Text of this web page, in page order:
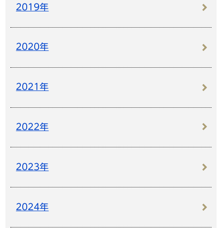
2019年
2020年
2021年
2022年
2023年
2024年